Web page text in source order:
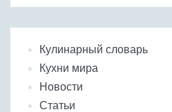
Кулинарный словарь
Кухни мира
Новости
Статьи